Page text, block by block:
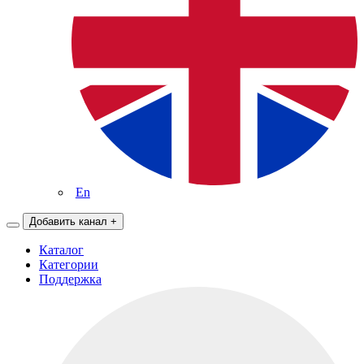
En
Добавить канал +
Каталог
Категории
Поддержка